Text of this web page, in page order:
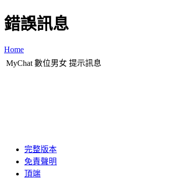
錯誤訊息
Home
MyChat 數位男女 提示訊息
完整版本
免責聲明
頂端